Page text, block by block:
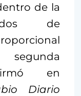
de la
de
en
Diario